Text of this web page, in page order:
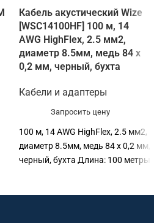
Кабель акустический Wize
[WSC14100HF] 100 м, 14
AWG HighFlex, 2.5 мм2,
диаметр 8.5мм, медь 84 x
0,2 мм, черный, бухта
Кабели и адаптеры
Запросить цену
100 м, 14 AWG HighFlex, 2.5 мм2,
диаметр 8.5мм, медь 84 x 0,2 мм,
черный, бухта Длина: 100 метры